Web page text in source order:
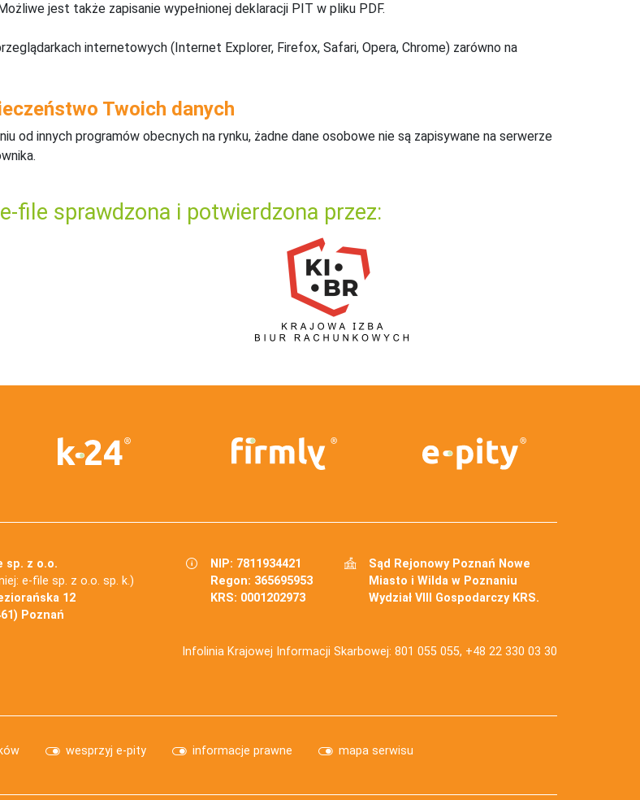
jest także zapisanie wypełnionej deklaracji PIT w pliku PDF.
internetowych (Internet Explorer, Firefox, Safari, Opera, Chrome) zarówno na
Twoich danych
od innych programów obecnych na rynku, żadne dane osobowe nie są zapisywane na serwerze
file sprawdzona i potwierdzona przez:
sp. z o.o.
e-file sp. z o.o. sp. k.)
12
Poznań
NIP: 7811934421
Regon: 365695953
KRS: 0001202973
Sąd Rejonowy Poznań Nowe
Miasto i Wilda w Poznaniu
Wydział VIII Gospodarczy KRS.
Infolinia Krajowej Informacji Skarbowej: 801 055 055, +48 22 330 03 30
wesprzyj e-pity informacje prawne mapa serwisu